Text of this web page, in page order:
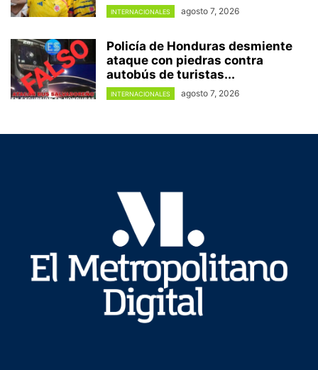
INTERNACIONALES agosto 7, 2026
Policía de Honduras desmiente
ataque con piedras contra
autobús de turistas...
INTERNACIONALES agosto 7, 2026